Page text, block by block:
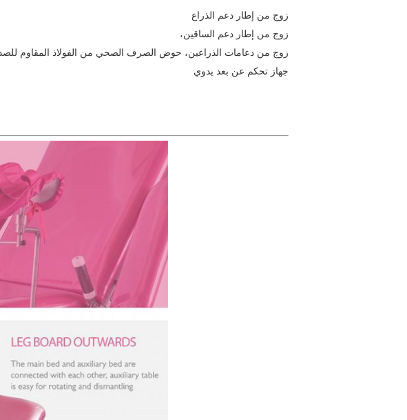
زوج من إطار دعم الذراع
زوج من إطار دعم الساقين،
زوج من دعامات الذراعين، حوض الصرف الصحي من الفولاذ المقاوم
جهاز تحكم عن بعد يدوي